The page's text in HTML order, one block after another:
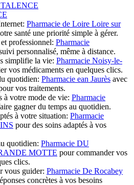
TALENCE
Pharmacie de Loire Loire sur
santé une priorité simple à gérer.
professionnel: Pharmacie
personnalisé, même à distance.
simplifie la vie: Pharmacie Noisy-le-
vos médicaments en quelques clics.
quotidien: Pharmacie ean Jaurès avec
vos traitements.
à votre mode de vie: Pharmacie
gagner du temps au quotidien.
à votre situation: Pharmacie
pour des soins adaptés à vos
quotidien: Pharmacie DU
MOTTE pour commander vos
clics.
vous guider: Pharmacie De Rocabey
concrètes à vos besoins